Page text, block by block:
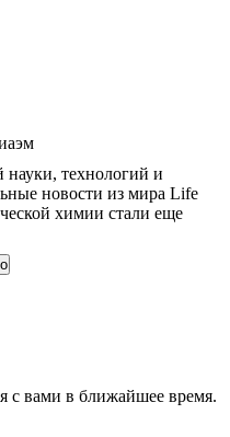
науки, технологий и
новости из мира Life
химии стали еще
с вами в ближайшее время.